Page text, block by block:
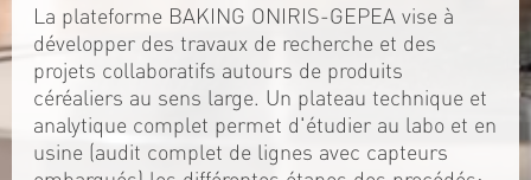
La plateforme BAKING ONIRIS-GEPEA vise à
développer des travaux de recherche et des
projets collaboratifs autours de produits
céréaliers au sens large. Un plateau technique et
analytique complet permet d'étudier au labo et en
usine (audit complet de lignes avec capteurs